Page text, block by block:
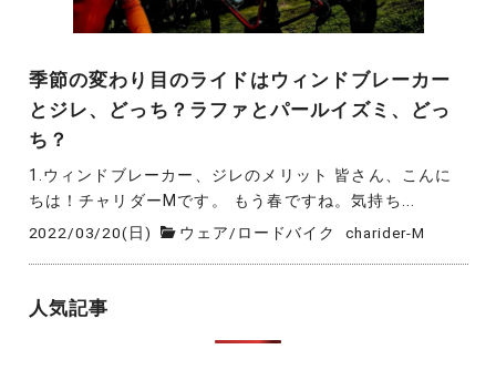
季節の変わり目のライドはウィンドブレーカー
とジレ、どっち？ラファとパールイズミ、どっ
ち？
1.ウィンドブレーカー、ジレのメリット 皆さん、こんに
ちは！チャリダーMです。 もう春ですね。気持ち...
2022/03/20(日) ウェア/ ロードバイク charider-M
人気記事